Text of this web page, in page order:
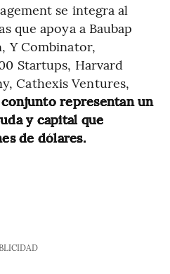
se integra al
que apoya a Baubap
Y Combinator,
Startups, Harvard
Cathexis Ventures,
representan un
y capital que
de dólares.